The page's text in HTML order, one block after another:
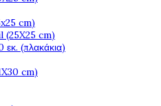
cm)
(25X25 cm)
(πλακάκια)
cm)